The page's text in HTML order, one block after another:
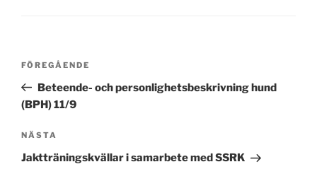
Inläggsnavigering
Föregående
inlägg
FÖREGÅENDE
Beteende- och personlighetsbeskrivning hund
(BPH) 11/9
Nästa
inlägg
NÄSTA
Jaktträningskvällar i samarbete med SSRK